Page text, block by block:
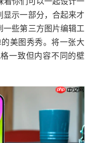
显示一部分，合起来才
一些第三方图片编辑工
美图秀秀。将一张大
一致但内容不同的壁